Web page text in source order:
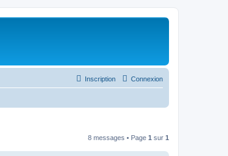
Connexion
Inscription
8 messages • Page 1 sur 1